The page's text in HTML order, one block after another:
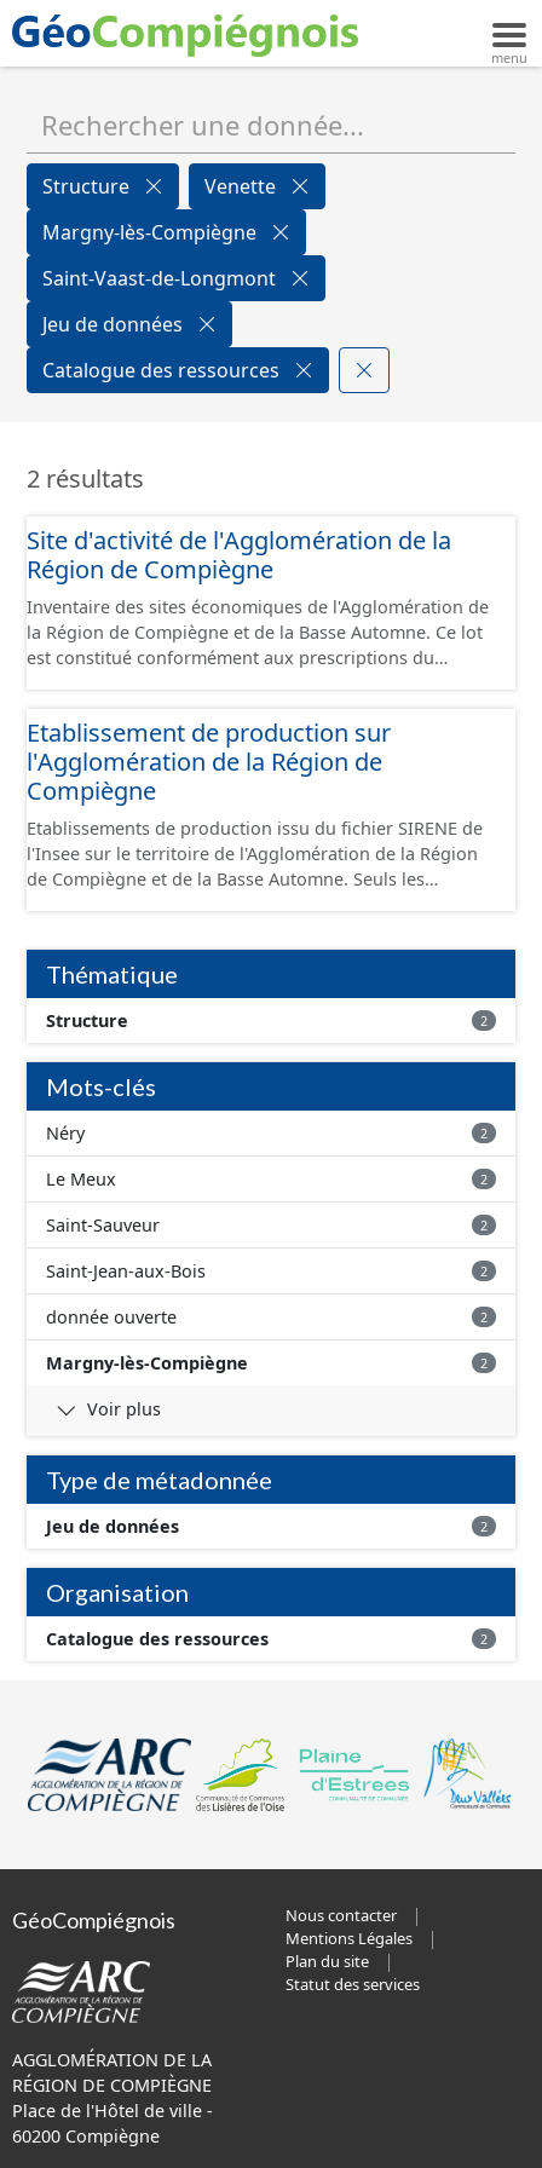
Structure
Venette
Margny-lès-Compiègne
Saint-Vaast-de-Longmont
Jeu de données
Catalogue des ressources
2 résultats
Site d'activité de l'Agglomération de la
Région de Compiègne
Inventaire des sites économiques de l'Agglomération de
la Région de Compiègne et de la Basse Automne. Ce lot
est constitué conformément aux prescriptions du
Etablissement de production sur
l'Agglomération de la Région de
Compiègne
Etablissements de production issu du fichier SIRENE de
l'Insee sur le territoire de l'Agglomération de la Région
de Compiègne et de la Basse Automne. Seuls les
et structurés conformément aux prescriptions du
standard CNIG Sites Economiques. Ce lot ne contient pas
la référence aux terrains à vocation économique à ce
jour. Il est filtré au-delà des prescriptions du CNIG se
limitant aux SCI.
Thématique
Structure 2
Mots-clés
Néry 2
Le Meux 2
Saint-Sauveur 2
Saint-Jean-aux-Bois 2
donnée ouverte 2
Margny-lès-Compiègne 2
Voir plus
Type de métadonnée
Jeu de données 2
Organisation
Catalogue des ressources 2
GéoCompiégnois
AGGLOMÉRATION DE LA
RÉGION DE COMPIÈGNE
Place de l'Hôtel de ville -
60200 Compiègne
Nous contacter
Mentions Légales
Plan du site
Statut des services